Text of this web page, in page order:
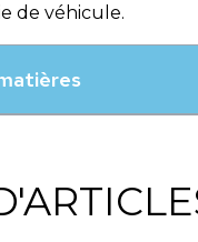
de véhicule.